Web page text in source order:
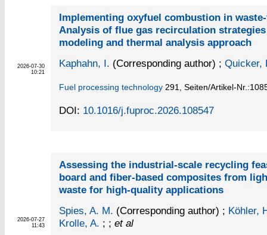
2026-07-30
10:21
Implementing oxyfuel combustion in
Analysis of flue gas recirculation
modeling and thermal analysis approach
Kaphahn, I. (Corresponding author) ; Quicker,
Fuel processing technology 291, Seiten/Artikel-
DOI: 10.1016/j.fuproc.2026.108547
2026-07-27
11:43
Assessing the industrial-scale recycling
board and fiber-based composites from
waste for high-quality applications
Spies, A. M. (Corresponding author) ; Köhler,
Krolle, A. ; ; et al